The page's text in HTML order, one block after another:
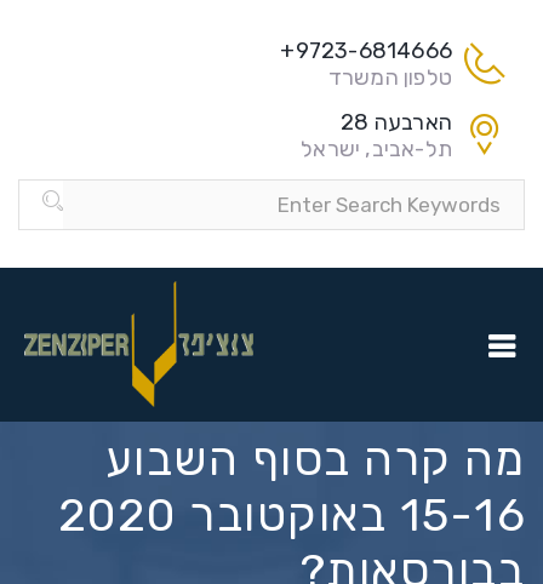
9723-6814666+
טלפון המשרד
הארבעה 28
תל-אביב, ישראל
מה קרה בסוף השבוע
15-16 באוקטובר 2020
בבורסאות?